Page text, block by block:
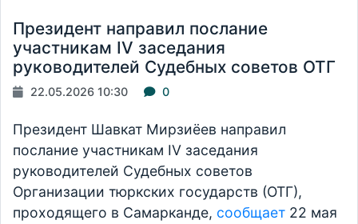
Президент направил послание
участникам IV заседания
руководителей Судебных советов ОТГ
22.05.2026 10:30 0
Президент Шавкат Мирзиёев направил
послание участникам IV заседания
руководителей Судебных советов
Организации тюркских государств (ОТГ),
проходящего в Самарканде, сообщает 22 мая